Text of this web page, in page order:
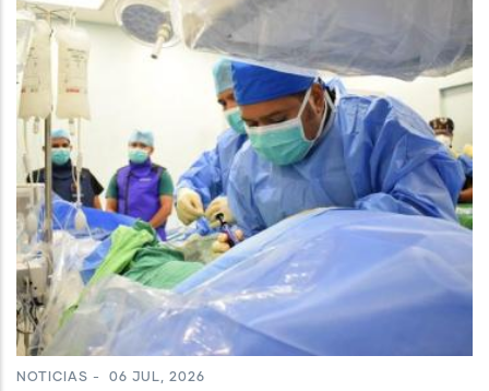
NOTICIAS - 06 JUL, 2026